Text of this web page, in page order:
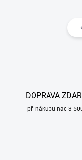
DOPRAVA
při nákupu nad 3